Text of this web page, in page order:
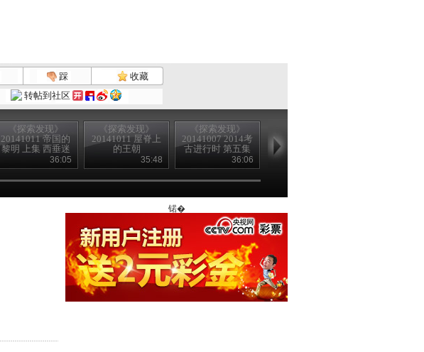
踩
收藏
转帖到社区
《探索发现》
20141011 帝国的
黎明 上集 西垂迷
36:05
《探索发现》
20141011 屋脊上
的王朝
35:48
《探索发现》
20141007 2014考
古进行时 第五集
北疆石冢36:06
20141008 2014考
古进行时 第六集
锘�